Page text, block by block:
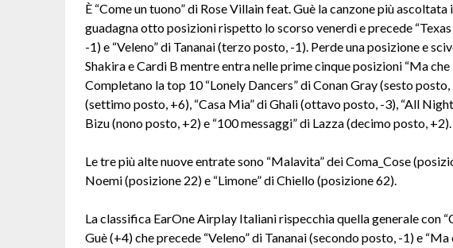
È “Come un tuono” di Rose Villain feat. Guè la canzone più
guadagna otto posizioni rispetto lo scorso venerdì e precede
-1) e “Veleno” di Tananai (terzo posto, -1). Perde una posizione e
Shakira e Cardi B mentre entra nelle prime cinque posizioni “Ma
Completano la top 10 “Lonely Dancers” di Conan Gray (sesto posto,
(settimo posto, +6), “Casa Mia” di Ghali (ottavo posto, -3), “All
Bizu (nono posto, +2) e “100 messaggi” di Lazza (decimo posto, +2).
Le tre più alte nuove entrate sono “Malavita” dei Coma_Cose
Noemi (posizione 22) e “Limone” di Chiello (posizione 62).
La classifica EarOne Airplay Italiani rispecchia quella generale con
Guè (+4) che precede “Veleno” di Tananai (secondo posto, -1) e